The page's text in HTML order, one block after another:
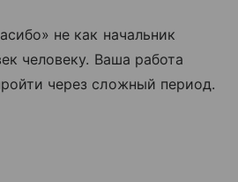
не как начальник
человеку. Ваша работа
через сложный период.